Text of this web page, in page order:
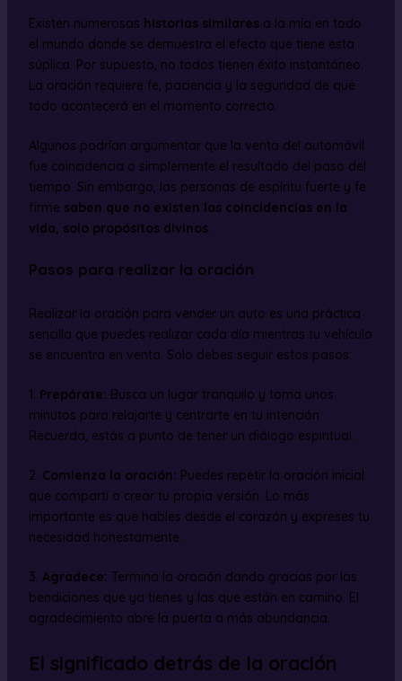
Existen numerosas historias similaresa la mía en todo
el mundo donde se demuestra el efecto que tiene esta
súplica. Por supuesto, no todos tienen éxito instantáneo.
La oración requiere fe, paciencia y la seguridad de que
todo acontecerá en el momento correcto.
Algunos podrían argumentar que la venta del automóvil
fue coincidencia o simplemente el resultado del paso del
tiempo. Sin embargo, las personas de espíritu fuerte y fe
firme saben que no existen las coincidencias en la
vida, solo propósitos divinos.
Pasos para realizar la oración
Realizar la oración para vender un auto es una práctica
sencilla que puedes realizar cada día mientras tu vehículo
se encuentra en venta. Solo debes seguir estos pasos:
1. Prepárate: Busca un lugar tranquilo y toma unos
minutos para relajarte y centrarte en tu intención.
Recuerda, estás a punto de tener un diálogo espiritual.
2. Comienza la oración: Puedes repetir la oración inicial
que compartí o crear tu propia versión. Lo más
importante es que hables desde el corazón y expreses tu
necesidad honestamente.
3. Agradece: Termina la oración dando gracias por las
bendiciones que ya tienes y las que están en camino. El
agradecimiento abre la puerta a más abundancia.
El significado detrás de la oración